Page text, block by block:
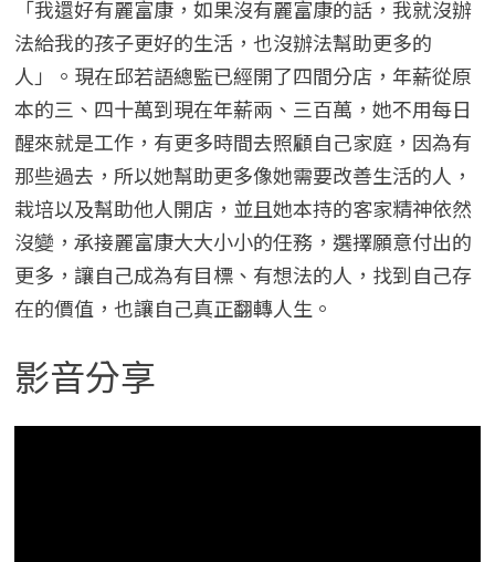
「我還好有麗富康，如果沒有麗富康的話，我就沒辦
法給我的孩子更好的生活，也沒辦法幫助更多的
人」。現在邱若語總監已經開了四間分店，年薪從原
本的三、四十萬到現在年薪兩、三百萬，她不用每日
醒來就是工作，有更多時間去照顧自己家庭，因為有
那些過去，所以她幫助更多像她需要改善生活的人，
栽培以及幫助他人開店，並且她本持的客家精神依然
沒變，承接麗富康大大小小的任務，選擇願意付出的
更多，讓自己成為有目標、有想法的人，找到自己存
在的價值，也讓自己真正翻轉人生。
影音分享